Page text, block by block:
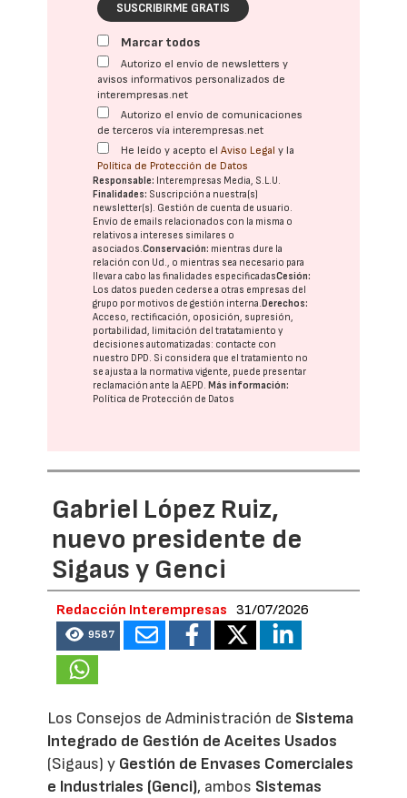
SUSCRIBIRME GRATIS
Marcar todos
Autorizo el envío de newsletters y
avisos informativos personalizados de
interempresas.net
Autorizo el envío de comunicaciones
de terceros vía interempresas.net
He leído y acepto elAviso Legal y la
Política de Protección de Datos
Responsable: Interempresas Media, S.L.U.
Finalidades: Suscripción a nuestra(s)
newsletter(s). Gestión de cuenta de usuario.
Envío de emails relacionados con la misma o
relativos a intereses similares o
asociados.Conservación: mientras dure la
relación con Ud., o mientras sea necesario para
llevar a cabo las finalidades especificadasCesión:
Los datos pueden cederse a otras empresas del
grupo por motivos de gestión interna.Derechos:
Acceso, rectificación, oposición, supresión,
portabilidad, limitación del tratatamiento y
decisiones automatizadas: contacte con
nuestro DPD. Si considera que el tratamiento no
se ajusta a la normativa vigente, puede presentar
reclamación ante laAEPD.Más información:
Política de Protección de Datos
Gabriel López Ruiz,
nuevo presidente de
Sigaus y Genci
Redacción Interempresas 31/07/2026
9587
Los Consejos de Administración de Sistema
Integrado de Gestión de Aceites Usados
(Sigaus) y Gestión de Envases Comerciales
e Industriales (Genci), ambos Sistemas